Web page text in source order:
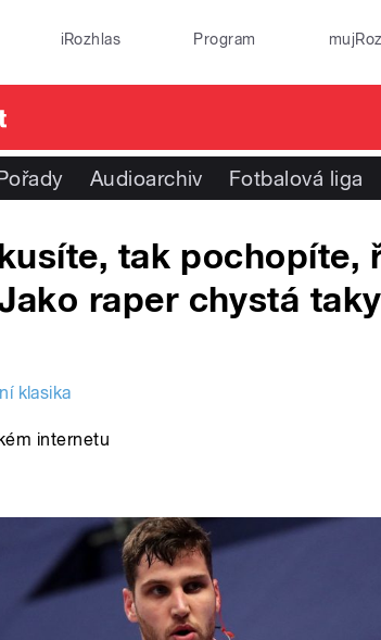
iRozhlas Program
Audioarchiv Fotbalová liga
tak pochopíte,
raper chystá
klasika
internetu